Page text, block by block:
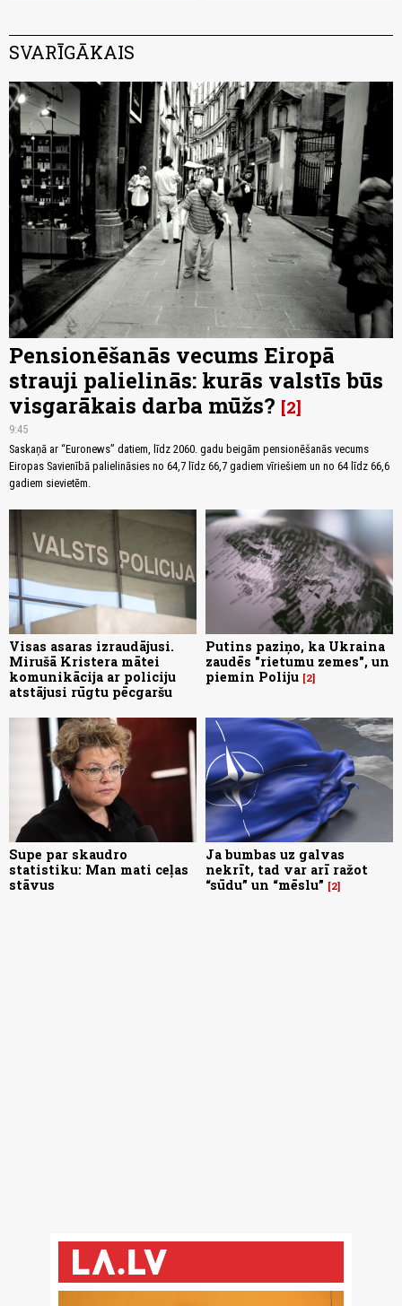
SVARĪGĀKAIS
Pensionēšanās vecums Eiropā
strauji palielinās: kurās valstīs būs
visgarākais darba mūžs? 2
9:45
Saskaņā ar “Euronews” datiem, līdz 2060. gadu beigām pensionēšanās vecums
Eiropas Savienībā palielināsies no 64,7 līdz 66,7 gadiem vīriešiem un no 64 līdz 66,6
gadiem sievietēm.
Visas asaras izraudājusi.
Mirušā Kristera mātei
komunikācija ar policiju
atstājusi rūgtu pēcgaršu
Putins paziņo, ka Ukraina
zaudēs "rietumu zemes", un
piemin Poliju 2
Supe par skaudro
statistiku: Man mati ceļas
stāvus
Ja bumbas uz galvas
nekrīt, tad var arī ražot
“sūdu” un “mēslu”
2